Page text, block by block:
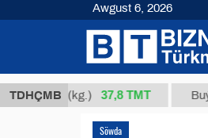
TDHÇMB
34/1 (kg.) 37,8 ТМТ Buýan
Söwda
Awgust 6, 2026